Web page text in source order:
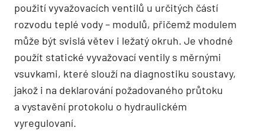
použití vyvažovacích ventilů u určitých částí
rozvodu teplé vody – modulů, přičemž modulem
může být svislá větev i ležatý okruh. Je vhodné
použít statické vyvažovací ventily s měrnými
vsuvkami, které slouží na diagnostiku soustavy,
jakož i na deklarování požadovaného průtoku
a vystavění protokolu o hydraulickém
vyregulovaní.